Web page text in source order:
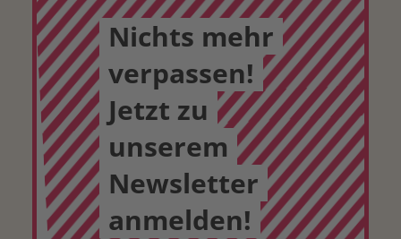
Nichts mehr
verpassen!
Jetzt zu
unserem
Newsletter
anmelden!